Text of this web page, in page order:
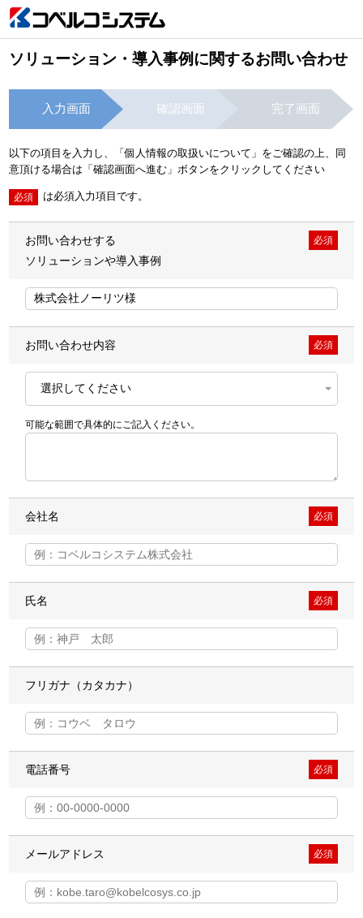
ソリューション・導入事例に関するお問い合わせ
入力画面 確認画面 完了画面
以下の項目を入力し、「個人情報の取扱いについて」をご確認の上、同
意頂ける場合は「確認画面へ進む」ボタンをクリックしてください
必須 は必須入力項目です。
必須
お問い合わせする
ソリューションや導入事例
必須
お問い合わせ内容
可能な範囲で具体的にご記入ください。
必須
会社名
必須
氏名
フリガナ（カタカナ）
必須
電話番号
必須
メールアドレス